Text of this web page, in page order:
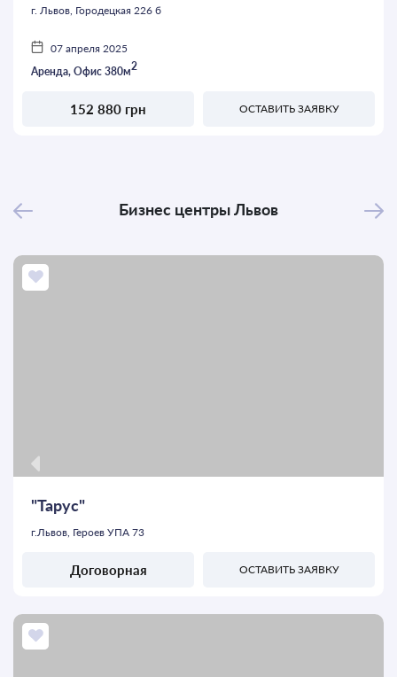
г. Львов, Городецкая 226 б
07 апреля 2025
Аренда, Офис 380м2
152 880 грн ОСТАВИТЬ ЗАЯВКУ
Бизнес центрыЛьвов
"Тарус"
г.Львов, Героев УПА 73
Договорная ОСТАВИТЬ ЗАЯВКУ